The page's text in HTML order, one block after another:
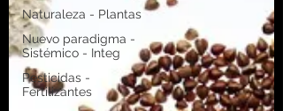
Naturaleza - Plantas
Nuevo paradigma -
Sistémico - Integ
Pesticidas -
Fertilizantes